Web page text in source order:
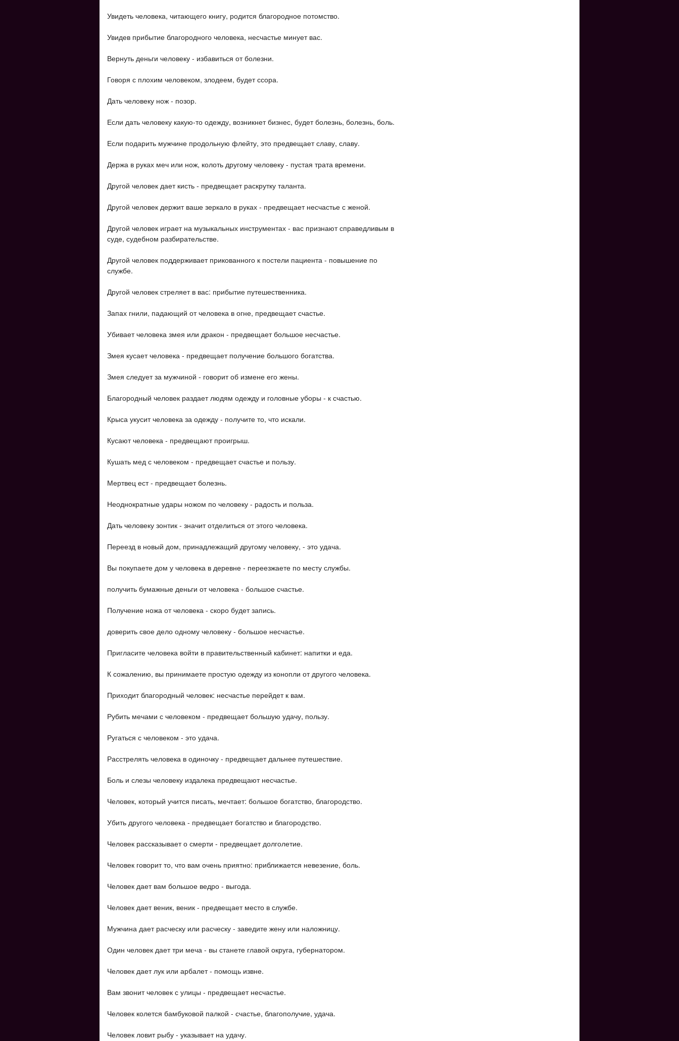
Увидеть человека, читающего книгу, родится благородное потомство.
Увидев прибытие благородного человека, несчастье минует вас.
Вернуть деньги человеку - избавиться от болезни.
Говоря с плохим человеком, злодеем, будет ссора.
Дать человеку нож - позор.
Если дать человеку какую-то одежду, возникнет бизнес, будет болезнь, болезнь, боль.
Если подарить мужчине продольную флейту, это предвещает славу, славу.
Держа в руках меч или нож, колоть другому человеку - пустая трата времени.
Другой человек дает кисть - предвещает раскрутку таланта.
Другой человек держит ваше зеркало в руках - предвещает несчастье с женой.
Другой человек играет на музыкальных инструментах - вас признают справедливым в
суде, судебном разбирательстве.
Другой человек поддерживает прикованного к постели пациента - повышение по
службе.
Другой человек стреляет в вас: прибытие путешественника.
Запах гнили, падающий от человека в огне, предвещает счастье.
Убивает человека змея или дракон - предвещает большое несчастье.
Змея кусает человека - предвещает получение большого богатства.
Змея следует за мужчиной - говорит об измене его жены.
Благородный человек раздает людям одежду и головные уборы - к счастью.
Крыса укусит человека за одежду - получите то, что искали.
Кусают человека - предвещают проигрыш.
Кушать мед с человеком - предвещает счастье и пользу.
Мертвец ест - предвещает болезнь.
Неоднократные удары ножом по человеку - радость и польза.
Дать человеку зонтик - значит отделиться от этого человека.
Переезд в новый дом, принадлежащий другому человеку, - это удача.
Вы покупаете дом у человека в деревне - переезжаете по месту службы.
получить бумажные деньги от человека - большое счастье.
Получение ножа от человека - скоро будет запись.
доверить свое дело одному человеку - большое несчастье.
Пригласите человека войти в правительственный кабинет: напитки и еда.
К сожалению, вы принимаете простую одежду из конопли от другого человека.
Приходит благородный человек: несчастье перейдет к вам.
Рубить мечами с человеком - предвещает большую удачу, пользу.
Ругаться с человеком - это удача.
Расстрелять человека в одиночку - предвещает дальнее путешествие.
Боль и слезы человеку издалека предвещают несчастье.
Человек, который учится писать, мечтает: большое богатство, благородство.
Убить другого человека - предвещает богатство и благородство.
Человек рассказывает о смерти - предвещает долголетие.
Человек говорит то, что вам очень приятно: приближается невезение, боль.
Человек дает вам большое ведро - выгода.
Человек дает веник, веник - предвещает место в службе.
Мужчина дает расческу или расческу - заведите жену или наложницу.
Один человек дает три меча - вы станете главой округа, губернатором.
Человек дает лук или арбалет - помощь извне.
Вам звонит человек с улицы - предвещает несчастье.
Человек колется бамбуковой палкой - счастье, благополучие, удача.
Человек ловит рыбу - указывает на удачу.